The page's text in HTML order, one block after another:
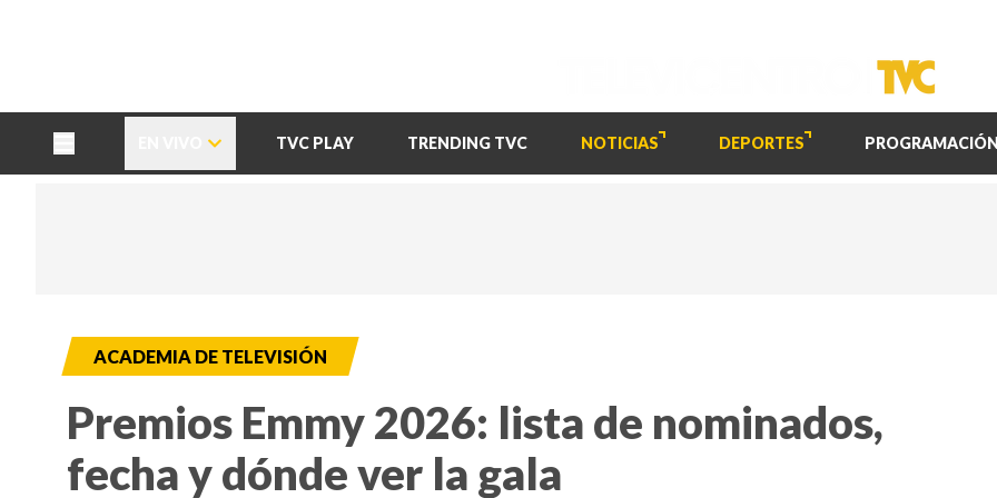
TVC PLAY TRENDING TVC NOTICIAS DEPORTES PROGRAMACIÓN
ACADEMIA DE TELEVISIÓN
Premios Emmy 2026: lista de nominados,
fecha y dónde ver la gala